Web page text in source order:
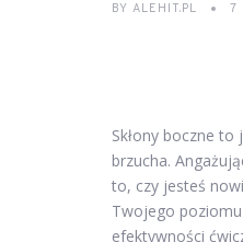
BY ALEHIT.PL 7
Skłony boczne
brzucha.
to, czy jesteś
Twojego
efektywności